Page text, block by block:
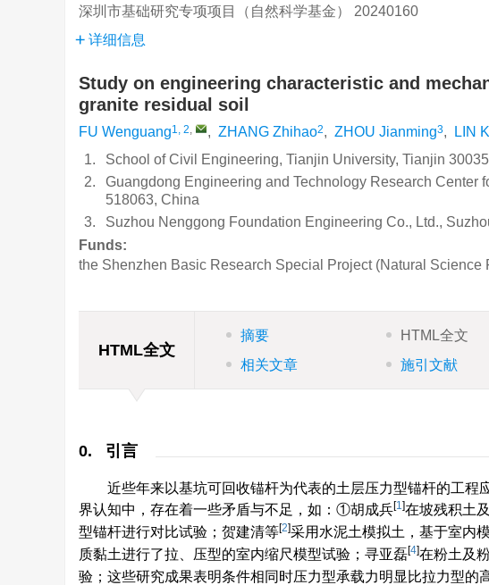
深圳市基础研究专项项目（自然科学基金）
20240160
详细信息
Study on engineering characteristic and
granite residual soil
FU Wenguang1, 2, , ZHANG Zhihao2, ZHOU Jianming3, LIN
1.
School of Civil Engineering, Tianjin University, Tianjin
2.
Guangdong Engineering and Technology Research Center
518063, China
3.
Suzhou Nenggong Foundation Engineering Co., Ltd.,
Funds:
the Shenzhen Basic Research Special Project (Natural Science
HTML全文
摘要 HTML全文
相关文章
施引文献
0. 引言
近些年来以基坑可回收锚杆为代表的土层压力型锚杆的工
界认知中，存在着一些矛盾与不足，如：①胡成兵[1]在坡残积土
型锚杆进行对比试验；贺建清等[2]采用水泥土模拟土，基于室内
质黏土进行了拉、压型的室内缩尺模型试验；寻亚磊[4]在粉土及
验；这些研究成果表明条件相同时压力型承载力明显比拉力型